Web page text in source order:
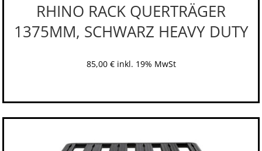
RHINO RACK QUERTRÄGER
1375MM, SCHWARZ HEAVY DUTY
85,00 € inkl. 19% MwSt